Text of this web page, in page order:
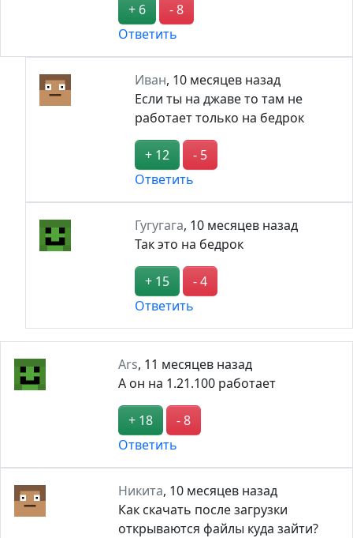
+ 6
- 8
Ответить
Иван, 10 месяцев назад
Если ты на джаве то там не
работает только на бедрок
+ 12
- 5
Ответить
Гугугага, 10 месяцев назад
Так это на бедрок
+ 15
- 4
Ответить
Ars, 11 месяцев назад
А он на 1.21.100 работает
+ 18
- 8
Ответить
Никита, 10 месяцев назад
Как скачать после загрузки
открываются файлы куда зайти?